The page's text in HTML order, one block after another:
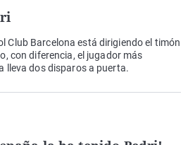
Club Barcelona está dirigiendo el timón
con diferencia, el jugador más
lleva dos disparos a puerta.